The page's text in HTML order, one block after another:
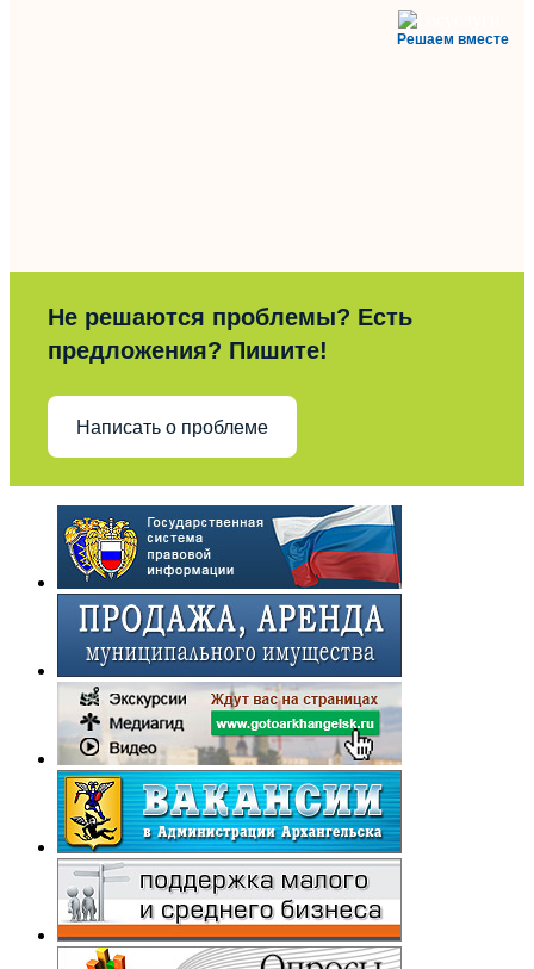
Решаем вместе
Не решаются проблемы? Есть
предложения? Пишите!
Написать о проблеме